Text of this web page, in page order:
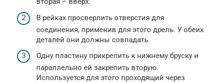
В рейках просверлить отверстия для
соединения, применив для этого дрель. У обеих
деталей они должны совпадать.
Одну пластину прикрепить к нижнему бруску и
параллельно ей закрепить вторую.
Используется для этого проходящий через